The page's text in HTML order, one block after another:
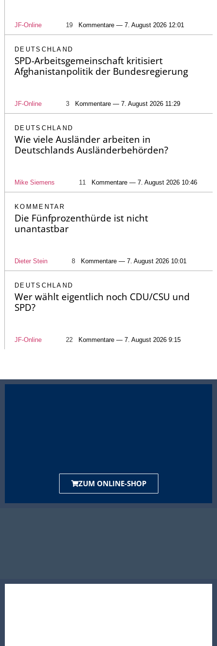
JF-Online 19 Kommentare — 7. August 2026 12:01
DEUTSCHLAND
SPD-Arbeitsgemeinschaft kritisiert
Afghanistanpolitik der Bundesregierung
JF-Online 3 Kommentare — 7. August 2026 11:29
DEUTSCHLAND
Wie viele Ausländer arbeiten in
Deutschlands Ausländerbehörden?
Mike Siemens 11 Kommentare — 7. August 2026 10:46
KOMMENTAR
Die Fünfprozenthürde ist nicht
unantastbar
Dieter Stein 8 Kommentare — 7. August 2026 10:01
DEUTSCHLAND
Wer wählt eigentlich noch CDU/CSU und
SPD?
JF-Online 22 Kommentare — 7. August 2026 9:15
ZUM ONLINE-SHOP